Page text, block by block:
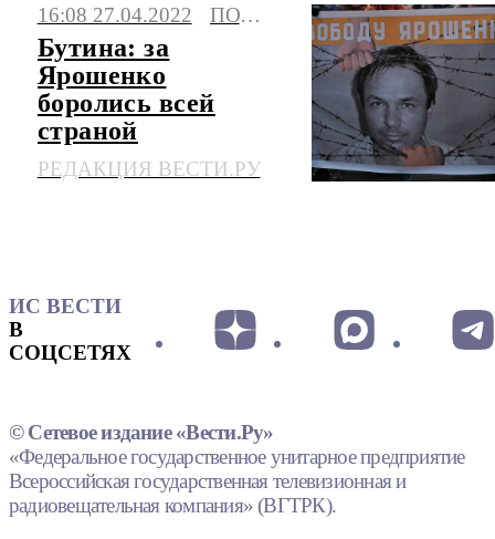
16:08 27.04.2022
ПОЛИТИКА
Бутина: за
Ярошенко
боролись всей
страной
РЕДАКЦИЯ ВЕСТИ.РУ
ИС ВЕСТИ
В
СОЦСЕТЯХ
© Сетевое издание «Вести.Ру»
«Федеральное государственное унитарное предприятие
Всероссийская государственная телевизионная и
радиовещательная компания» (ВГТРК).